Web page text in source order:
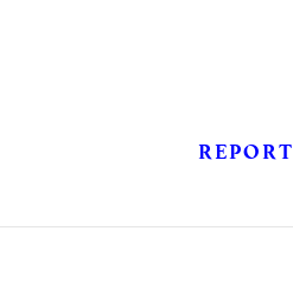
REPORT